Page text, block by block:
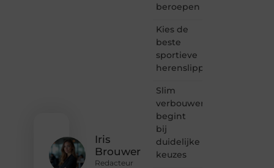
Iris
Brouwer
Redacteur
beroepen
Kies de
beste
sportieve
herenslippers
Slim
verbouwen
begint
bij
duidelijke
keuzes